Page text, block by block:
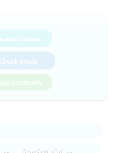
Channel
group
Community